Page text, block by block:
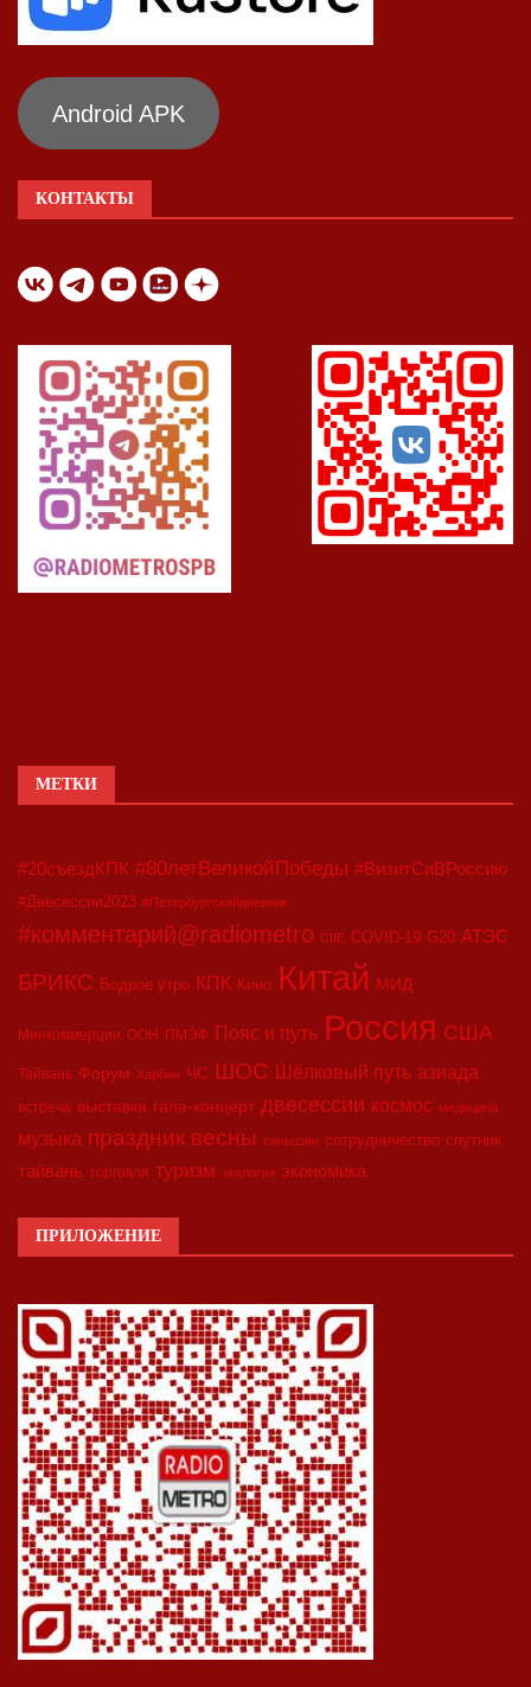
Android APK
КОНТАКТЫ
МЕТКИ
#20съездКПК #80летВеликойПобеды #ВизитСиВРоссию
#Двесессии2023 #Петербургскийдневник
#комментарий@radiometro CIIE COVID-19 G20 АТЭС
БРИКС Бодрое утро КПК Кино Китай МИД
Минкоммерции ООН ПМЭФ Пояс и путь Россия США
Тайвань Форум Харбин ЧС ШОС Шёлковый путь азиада
встреча выставка гала-концерт двесессии космос медицина
музыка праздник весны синьцзян сотрудничество спутник
тайвань торговля туризм экология экономика
ПРИЛОЖЕНИЕ